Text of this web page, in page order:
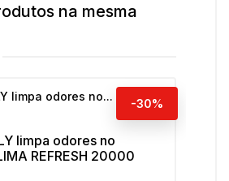
na mesma
limpa odores no
REFRESH 20000
-30%